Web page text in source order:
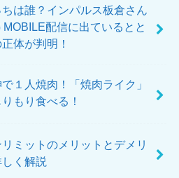
ちは誰？インパルス板倉さん
配信に出ているとと
体が判明！
１人焼肉！「焼肉ライク」
もり食べる！
ミットのメリットとデメリ
く解説